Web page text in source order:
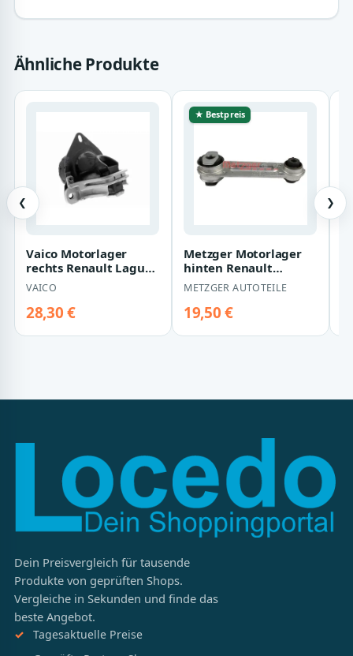
Ähnliche Produkte
❮
Vaico Motorlager
rechts Renault Laguna
1
VAICO
28,30 €
★ Bestpreis
Metzger Motorlager
hinten Renault
Laguna 2
METZGER AUTOTEILE
19,50 €
❯
Dein Preisvergleich für tausende
Produkte von geprüften Shops.
Vergleiche in Sekunden und finde das
beste Angebot.
Tagesaktuelle Preise